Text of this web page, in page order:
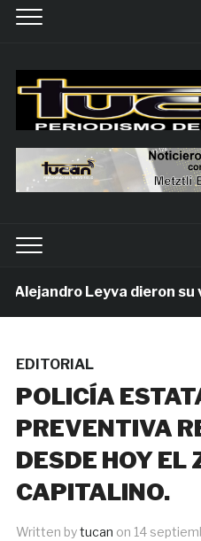
Leyva dieron su
EDITORIAL
POLICÍA
PREVENTIVA
DESDE HOY EL
CAPITALINO.
Written bytucan on 14